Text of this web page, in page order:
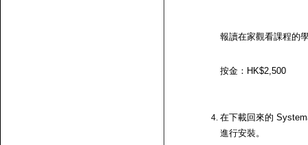
報讀在家觀看課程的
按金：HK$2,500
在下載回來的
進行安裝。